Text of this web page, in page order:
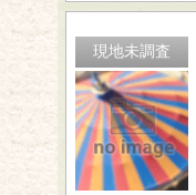
現地未調査